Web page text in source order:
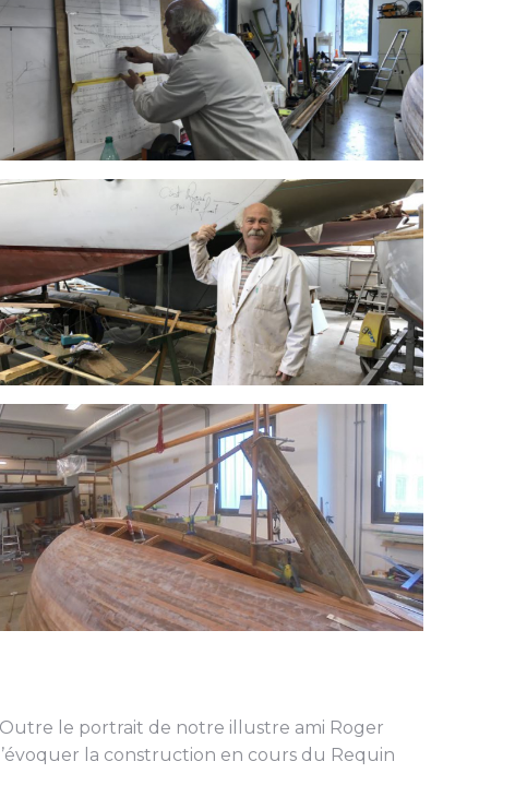
Outre le portrait de notre illustre ami Roger
la construction en cours du Requin